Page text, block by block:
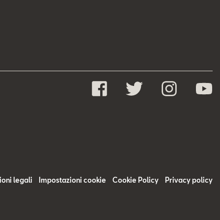
legali Impostazioni cookie Cookie Policy Privacy policy